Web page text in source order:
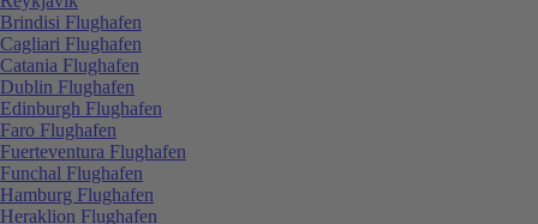
Brindisi Flughafen
Cagliari Flughafen
Catania Flughafen
Dublin Flughafen
Edinburgh Flughafen
Faro Flughafen
Fuerteventura Flughafen
Funchal Flughafen
Hamburg Flughafen
Heraklion Flughafen